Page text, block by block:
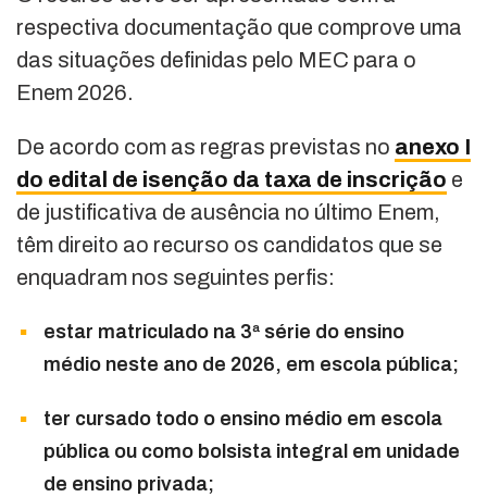
respectiva documentação que comprove uma
das situações definidas pelo MEC para o
Enem 2026.
De acordo com as regras previstas no anexo I
do edital de isenção da taxa de inscrição e
de justificativa de ausência no último Enem,
têm direito ao recurso os candidatos que se
enquadram nos seguintes perfis:
estar matriculado na 3ª série do ensino
médio neste ano de 2026, em escola pública;
ter cursado todo o ensino médio em escola
pública ou como bolsista integral em unidade
de ensino privada;